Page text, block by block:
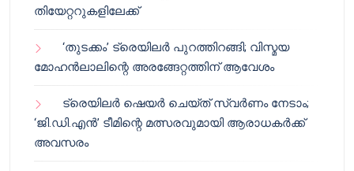
തിയേറ്ററുകളിലേക്ക്
‘തുടക്കം’ ട്രെയിലർ പുറത്തിറങ്ങി; വിസ്മയ
മോഹൻലാലിന്റെ അരങ്ങേറ്റത്തിന് ആവേശം
ട്രെയിലർ ഷെയർ ചെയ്‌ത് സ്വർണം നേടാം;
‘ജി.ഡി.എൻ’ ടീമിന്റെ മത്സരവുമായി ആരാധകർക്ക്
അവസരം